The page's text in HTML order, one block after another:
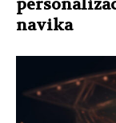
navika